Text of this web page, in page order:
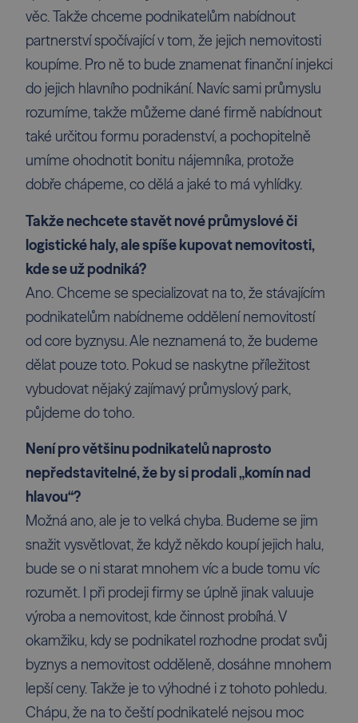
věc. Takže chceme podnikatelům nabídnout
partnerství spočívající v tom, že jejich nemovitosti
koupíme. Pro ně to bude znamenat finanční injekci
do jejich hlavního podnikání. Navíc sami průmyslu
rozumíme, takže můžeme dané firmě nabídnout
také určitou formu poradenství, a pochopitelně
umíme ohodnotit bonitu nájemníka, protože
dobře chápeme, co dělá a jaké to má vyhlídky.
Takže nechcete stavět nové průmyslové či
logistické haly, ale spíše kupovat nemovitosti,
kde se už podniká?
Ano. Chceme se specializovat na to, že stávajícím
podnikatelům nabídneme oddělení nemovitostí
od core byznysu. Ale neznamená to, že budeme
dělat pouze toto. Pokud se naskytne příležitost
vybudovat nějaký zajímavý průmyslový park,
půjdeme do toho.
Není pro většinu podnikatelů naprosto
nepředstavitelné, že by si prodali „komín nad
hlavou“?
Možná ano, ale je to velká chyba. Budeme se jim
snažit vysvětlovat, že když někdo koupí jejich halu,
bude se o ni starat mnohem víc a bude tomu víc
rozumět. I při prodeji firmy se úplně jinak valuuje
výroba a nemovitost, kde činnost probíhá. V
okamžiku, kdy se podnikatel rozhodne prodat svůj
byznys a nemovitost odděleně, dosáhne mnohem
lepší ceny. Takže je to výhodné i z tohoto pohledu.
Chápu, že na to čeští podnikatelé nejsou moc